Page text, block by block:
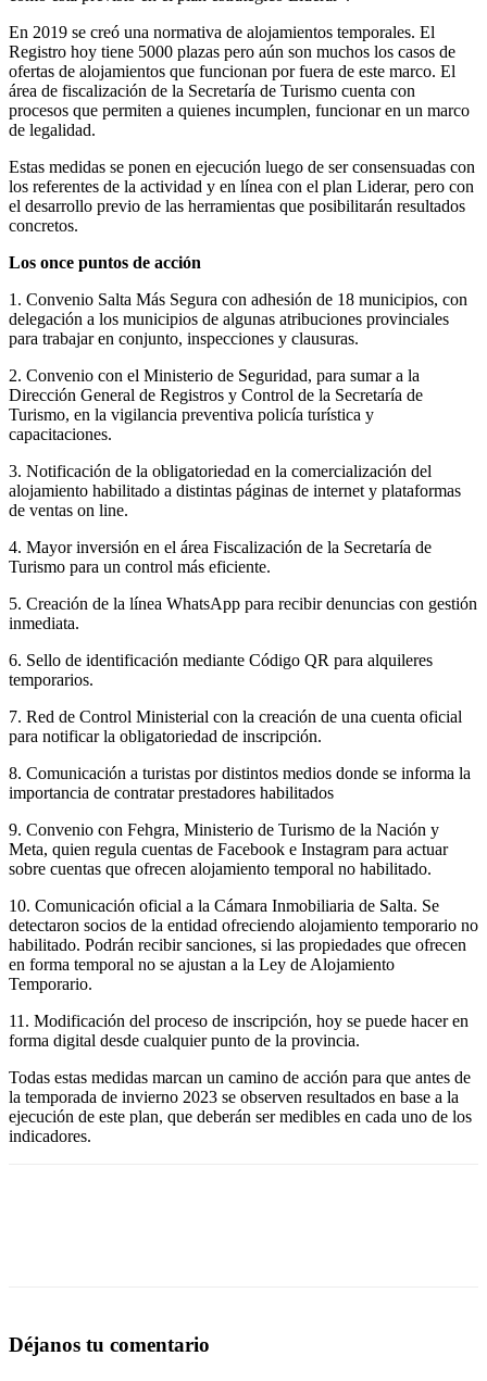
En 2019 se creó una normativa de alojamientos temporales. El
Registro hoy tiene 5000 plazas pero aún son muchos los casos de
ofertas de alojamientos que funcionan por fuera de este marco. El
área de fiscalización de la Secretaría de Turismo cuenta con
procesos que permiten a quienes incumplen, funcionar en un marco
de legalidad.
Estas medidas se ponen en ejecución luego de ser consensuadas con
los referentes de la actividad y en línea con el plan Liderar, pero con
el desarrollo previo de las herramientas que posibilitarán resultados
concretos.
Los once puntos de acción
1. Convenio Salta Más Segura con adhesión de 18 municipios, con
delegación a los municipios de algunas atribuciones provinciales
para trabajar en conjunto, inspecciones y clausuras.
2. Convenio con el Ministerio de Seguridad, para sumar a la
Dirección General de Registros y Control de la Secretaría de
Turismo, en la vigilancia preventiva policía turística y
capacitaciones.
3. Notificación de la obligatoriedad en la comercialización del
alojamiento habilitado a distintas páginas de internet y plataformas
de ventas on line.
4. Mayor inversión en el área Fiscalización de la Secretaría de
Turismo para un control más eficiente.
5. Creación de la línea WhatsApp para recibir denuncias con gestión
inmediata.
6. Sello de identificación mediante Código QR para alquileres
temporarios.
7. Red de Control Ministerial con la creación de una cuenta oficial
para notificar la obligatoriedad de inscripción.
8. Comunicación a turistas por distintos medios donde se informa la
importancia de contratar prestadores habilitados
9. Convenio con Fehgra, Ministerio de Turismo de la Nación y
Meta, quien regula cuentas de Facebook e Instagram para actuar
sobre cuentas que ofrecen alojamiento temporal no habilitado.
10. Comunicación oficial a la Cámara Inmobiliaria de Salta. Se
detectaron socios de la entidad ofreciendo alojamiento temporario no
habilitado. Podrán recibir sanciones, si las propiedades que ofrecen
en forma temporal no se ajustan a la Ley de Alojamiento
Temporario.
11. Modificación del proceso de inscripción, hoy se puede hacer en
forma digital desde cualquier punto de la provincia.
Todas estas medidas marcan un camino de acción para que antes de
la temporada de invierno 2023 se observen resultados en base a la
ejecución de este plan, que deberán ser medibles en cada uno de los
indicadores.
Déjanos tu comentario